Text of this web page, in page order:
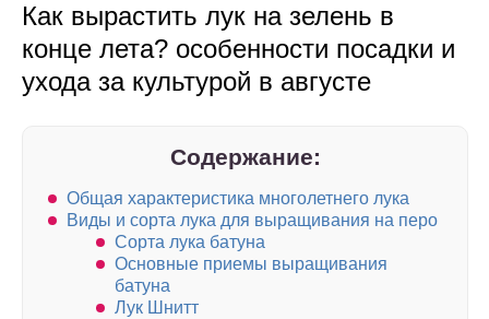
Как вырастить лук на зелень в
конце лета? особенности посадки и
ухода за культурой в августе
Содержание:
Общая характеристика многолетнего лука
Виды и сорта лука для выращивания на перо
Сорта лука батуна
Основные приемы выращивания
батуна
Лук Шнитт